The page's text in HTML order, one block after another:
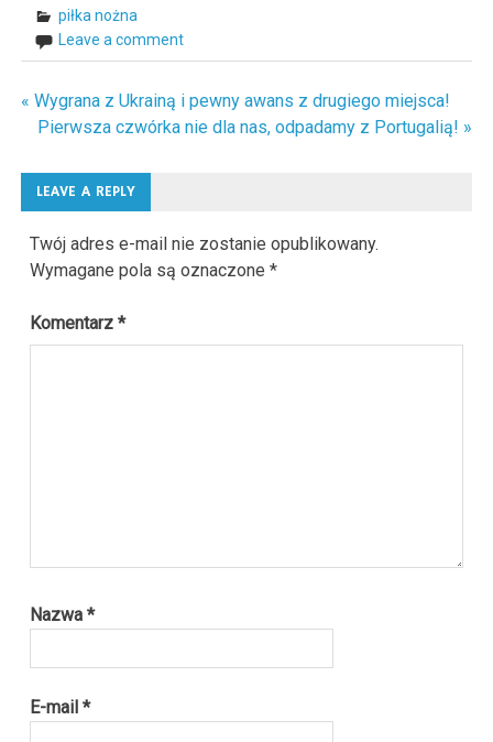
piłka nożna
Leave a comment
Nawigacja
« Wygrana z Ukrainą i pewny awans z drugiego miejsca!
Pierwsza czwórka nie dla nas, odpadamy z Portugalią! »
LEAVE A REPLY
Twój adres e-mail nie zostanie opublikowany.
Wymagane pola są oznaczone*
Komentarz*
Nazwa*
E-mail*